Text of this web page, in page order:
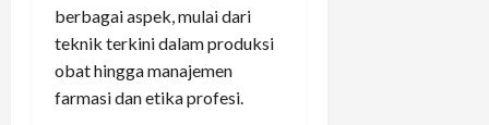
berbagai aspek, mulai dari
teknik terkini dalam produksi
obat hingga manajemen
farmasi dan etika profesi.